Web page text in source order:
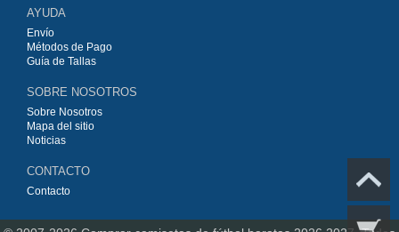
AYUDA
Envío
Métodos de Pago
Guía de Tallas
SOBRE NOSOTROS
Sobre Nosotros
Mapa del sitio
Noticias
CONTACTO
Contacto